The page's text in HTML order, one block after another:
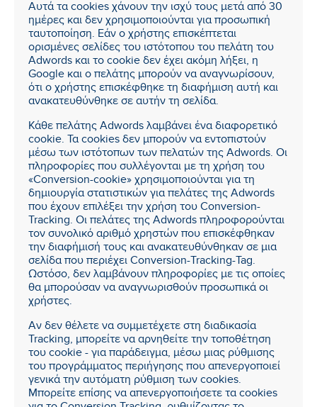
Αυτά τα cookies χάνουν την ισχύ τους μετά από 30
ημέρες και δεν χρησιμοποιούνται για προσωπική
ταυτοποίηση. Εάν ο χρήστης επισκέπτεται
ορισμένες σελίδες του ιστότοπου του πελάτη του
Adwords και το cookie δεν έχει ακόμη λήξει, η
Google και ο πελάτης μπορούν να αναγνωρίσουν,
ότι ο χρήστης επισκέφθηκε τη διαφήμιση αυτή και
ανακατευθύνθηκε σε αυτήν τη σελίδα.
Κάθε πελάτης Adwords λαμβάνει ένα διαφορετικό
cookie. Τα cookies δεν μπορούν να εντοπιστούν
μέσω των ιστότοπων των πελατών της Adwords. Οι
πληροφορίες που συλλέγονται με τη χρήση του
«Conversion-cookie» χρησιμοποιούνται για τη
δημιουργία στατιστικών για πελάτες της Adwords
που έχουν επιλέξει την χρήση του Conversion-
Tracking. Οι πελάτες της Adwords πληροφορούνται
τον συνολικό αριθμό χρηστών που επισκέφθηκαν
την διαφήμισή τους και ανακατευθύνθηκαν σε μια
σελίδα που περιέχει Conversion-Tracking-Tag.
Ωστόσο, δεν λαμβάνουν πληροφορίες με τις οποίες
θα μπορούσαν να αναγνωρισθούν προσωπικά οι
χρήστες.
Αν δεν θέλετε να συμμετέχετε στη διαδικασία
Tracking, μπορείτε να αρνηθείτε την τοποθέτηση
του cookie - για παράδειγμα, μέσω μιας ρύθμισης
του προγράμματος περιήγησης που απενεργοποιεί
γενικά την αυτόματη ρύθμιση των cookies.
Μπορείτε επίσης να απενεργοποιήσετε τα cookies